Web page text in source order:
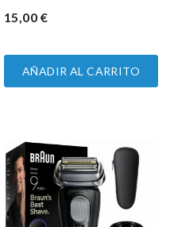
PRECIO
15,00 €
AÑADIR AL CARRITO